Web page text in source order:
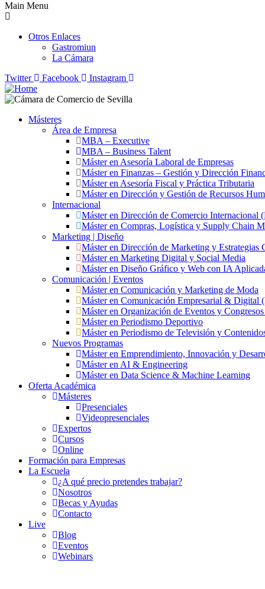
Main Menu
Otros Enlaces
Gastromiun
La Cámara
Twitter
Facebook Instagram
Másteres
Área de Empresa
MBA – Executive
MBA – Business Talent
Máster en Asesoría Laboral de Empresas
Máster en Finanzas – Gestión y Dirección
Máster en Asesoría Fiscal y Práctica Tributaria
Máster en Dirección y Gestión de Recursos
Internacional
Máster en Dirección de Comercio Internacional
Máster en Compras, Logística y Supply Chain
Marketing | Diseño
Máster en Dirección de Marketing y Estrategias
Máster en Marketing Digital y Social Media
Máster en Diseño Gráfico y Web con IA
Comunicación | Eventos
Máster en Comunicación y Marketing de Moda
Máster en Comunicación Empresarial & Digital
Máster en Organización de Eventos y
Máster en Periodismo Deportivo
Máster en Periodismo de Televisión y
Nuevos Programas
Máster en Emprendimiento, Innovación y
Máster en AI & Engineering
Máster en Data Science & Machine Learning
Oferta Académica
Másteres
Presenciales
Videopresenciales
Expertos
Cursos
Online
Formación para Empresas
La Escuela
¿A qué precio pretendes trabajar?
Nosotros
Becas y Ayudas
Contacto
Live
Blog
Eventos
Webinars